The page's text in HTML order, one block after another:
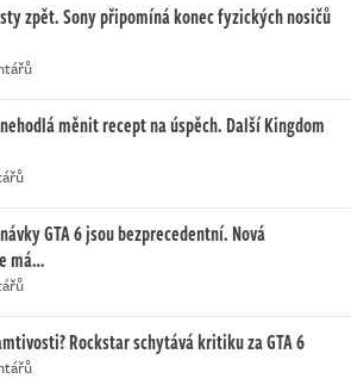
zpět. Sony připomíná konec fyzických nosičů
měnit recept na úspěch. Další Kingdom
GTA 6 jsou bezprecedentní. Nová
má…
Rockstar schytává kritiku za GTA 6